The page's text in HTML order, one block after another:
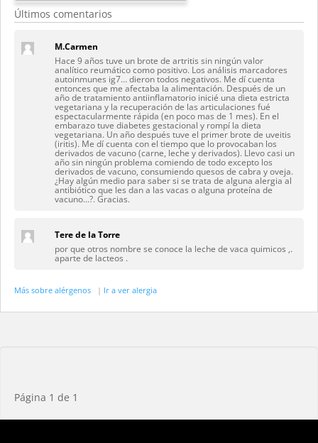
Últimos comentarios
M.Carmen
Hace 9 años tuve un brote de artritis sin ningún valor
analítico reumático como positivo. Los análisis marcadores
autoinmunes ig7… dieron todos negativos. Me dí cuenta
entonces que me afectaba la alimentación. Después de un
año de tratamiento antiinflamatorio inicié una dieta estricta
vegetariana y la recuperación de las articulaciones fué
espectacularmente rápida (en poco mas de 1 mes). En el
embarazo tuve diabetes gestacional y rompí la dieta
vegetariana. Un año después tuve el primer brote de uveitis
(iritis). Me dí cuenta con el tiempo que lo provocaban los
derivados de vacuno (carne, leche y derivados). Llevo casi un
año sin ningún problema comiendo de todo excepto los
derivados de vacuno, consumiendo quesos de cabra y oveja.
¿Hay algún medio para saber si se trata de alguna alergia al
antibiótico que les dan a las vacas o alguna proteína de
vacuno…?. Gracias.
Tere de la Torre
por que otros nombre se conoce la leche de vaca quimicos ,.
aparte de lacteos .
Más sobre alérgenos | Ir a ver alergia
Página 1 de 1